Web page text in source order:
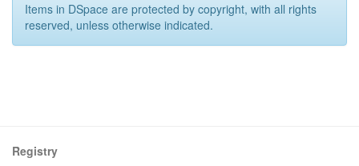
Items in DSpace are protected by copyright, with all rights
reserved, unless otherwise indicated.
Registry